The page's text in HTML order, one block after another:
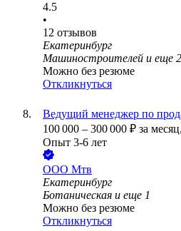
4.5
•
12 отзывов
Екатеринбург
Машиностроителей и еще 2
Можно без резюме
Откликнуться
Ведущий менеджер по
100 000 – 300 000 ₽ за месяц,
Опыт 3-6 лет
ООО Мтв
Екатеринбург
Ботаническая и еще 1
Можно без резюме
Откликнуться